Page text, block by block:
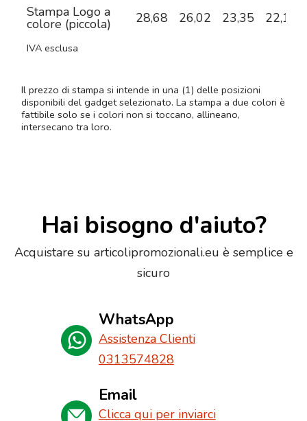
Stampa Logo a
colore (piccola) 28,68 26,02 23,35 22,16
IVA esclusa
Il prezzo di stampa si intende in una (1) delle posizioni
disponibili del gadget selezionato. La stampa a due colori è
fattibile solo se i colori non si toccano, allineano,
intersecano tra loro.
Hai bisogno d'aiuto?
Acquistare su articolipromozionali.eu è semplice e
sicuro
WhatsApp
Assistenza Clienti
0313574828
Email
Clicca qui per inviarci